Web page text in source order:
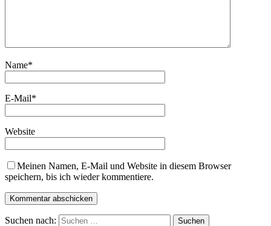
Name*
E-Mail*
Website
Meinen Namen, E-Mail und Website in diesem Browser
speichern, bis ich wieder kommentiere.
Suchen nach: